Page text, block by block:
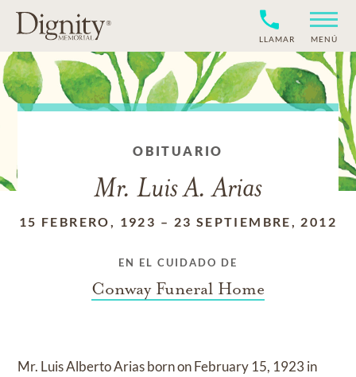
LLAMAR MENÚ
OBITUARIO
Mr. Luis A. Arias
15 FEBRERO, 1923 – 23 SEPTIEMBRE, 2012
EN EL CUIDADO DE
Conway Funeral Home
Mr. Luis Alberto Arias born on February 15, 1923 in